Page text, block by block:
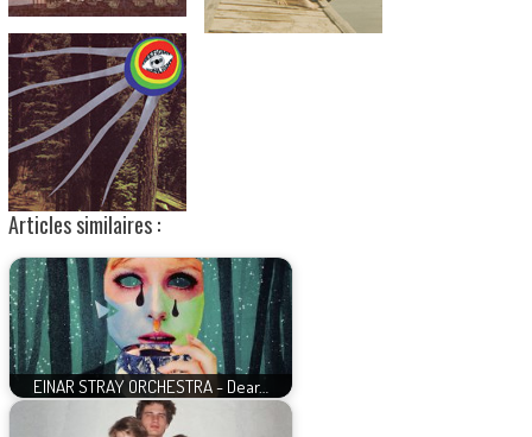
Articles similaires :
EINAR STRAY ORCHESTRA - Dear…